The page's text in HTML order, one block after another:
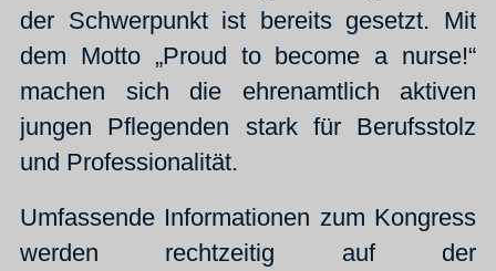
der Schwerpunkt ist bereits gesetzt. Mit
dem Motto „Proud to become a nurse!“
machen sich die ehrenamtlich aktiven
jungen Pflegenden stark für Berufsstolz
und Professionalität.
Umfassende Informationen zum Kongress
werden rechtzeitig auf der